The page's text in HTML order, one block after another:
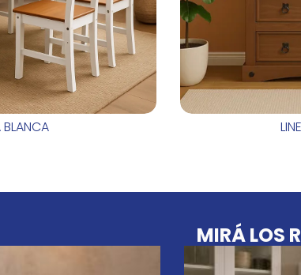
BLANCA
MIRÁ LOS